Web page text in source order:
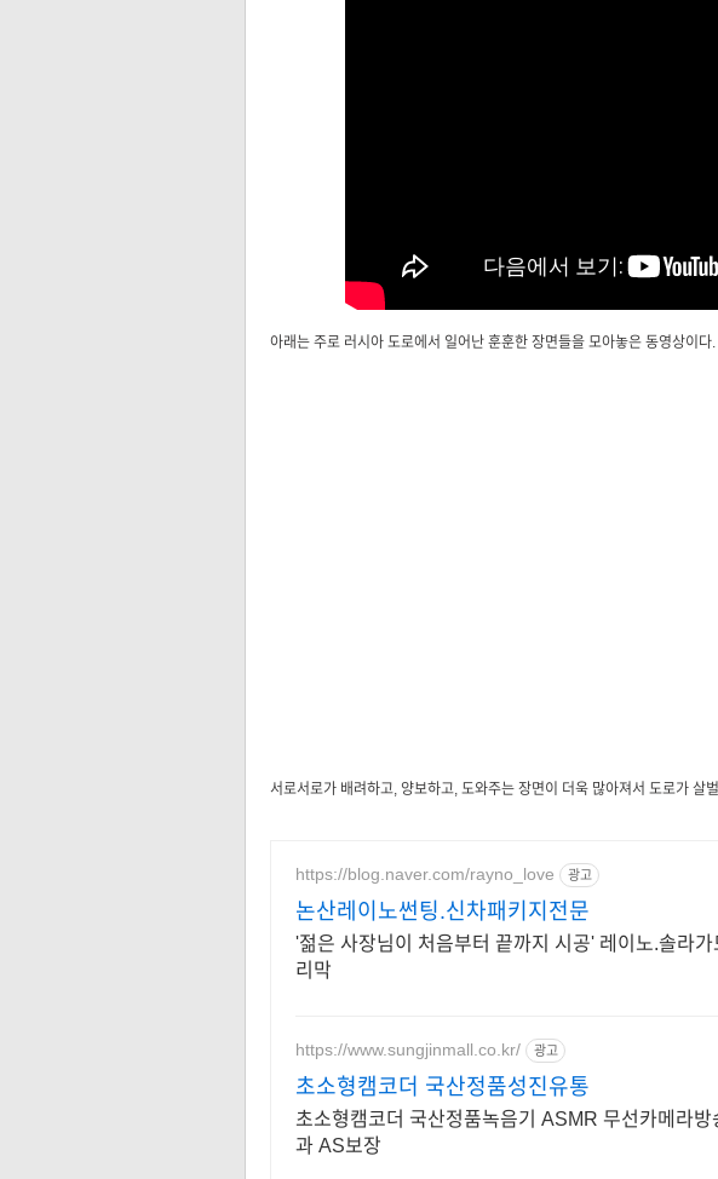
아래는 주로 러시아 도로에서 일어난 훈훈한 장면들을 모아놓은 동영상이다.
서로서로가 배려하고, 양보하고, 도와주는 장면이 더욱 많아져서 도로가 살
https://blog.naver.com/rayno_love 광고
논산레이노썬팅.신차패키지전문
'젊은 사장님이 처음부터 끝까지 시공' 레이노.솔라
리막
https://www.sungjinmall.co.kr/ 광고
초소형캠코더 국산정품성진유통
초소형캠코더 국산정품녹음기 ASMR 무선카메라
과 AS보장